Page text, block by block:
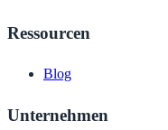
Ressourcen
Blog
Unternehmen